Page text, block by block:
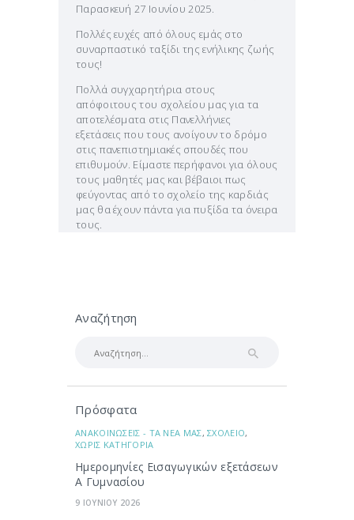
Παρασκευή 27 Ιουνίου 2025.
Πολλές ευχές από όλους εμάς στο
συναρπαστικό ταξίδι της ενήλικης ζωής
τους!
Πολλά συγχαρητήρια στους
απόφοιτους του σχολείου μας για τα
αποτελέσματα στις Πανελλήνιες
εξετάσεις που τους ανοίγουν το δρόμο
στις πανεπιστημιακές σπουδές που
επιθυμούν. Είμαστε περήφανοι για όλους
τους μαθητές μας και βέβαιοι πως
φεύγοντας από το σχολείο της καρδιάς
μας θα έχουν πάντα για πυξίδα τα όνειρα
τους.
Αναζήτηση
Πρόσφατα
ΑΝΑΚΟΙΝΩΣΕΙΣ - ΤΑ ΝΕΑ ΜΑΣ,ΣΧΟΛΕΙΟ,
ΧΩΡΙΣ ΚΑΤΗΓΟΡΙΑ
Ημερομηνίες Εισαγωγικών εξετάσεων
Α Γυμνασίου
9 ΙΟΥΝΙΟΥ 2026